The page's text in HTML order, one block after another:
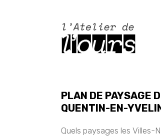
PLAN DE PAYSAGE
QUENTIN-EN-
Quels paysages les Villes-